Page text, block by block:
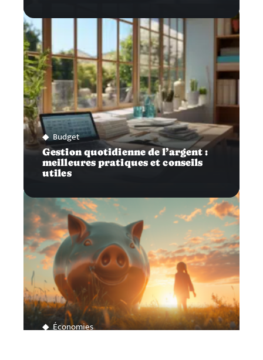
Budget
Gestion quotidienne de l’argent :
meilleures pratiques et conseils
utiles
Économies